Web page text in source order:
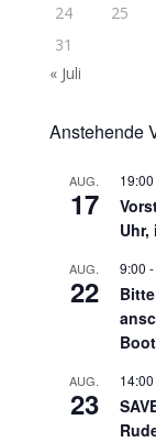
24
25
31
« Juli
Anstehende
AUG.
17
19:00
Uhr,
AUG.
22
9:00 -
AUG.
23
14:00